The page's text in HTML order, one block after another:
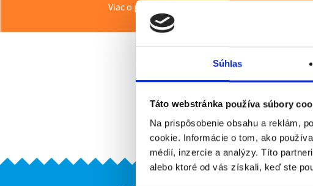
Súhlas
Táto webstránka používa súbory
Na prispôsobenie obsahu a reklám,
cookie. Informácie o tom, ako
médií, inzercie a analýzy. Títo
alebo ktoré od vás získali, keď ste
Viac o ponuke >>